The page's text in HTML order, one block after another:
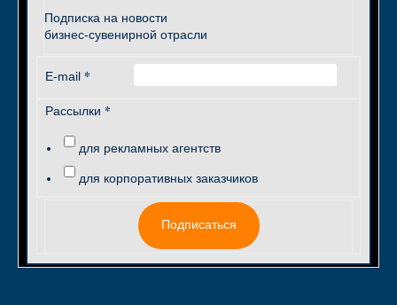
Подписка на новости
бизнес-сувенирной отрасли
E-mail *
Рассылки *
для рекламных агентств
для корпоративных заказчиков
Подписаться